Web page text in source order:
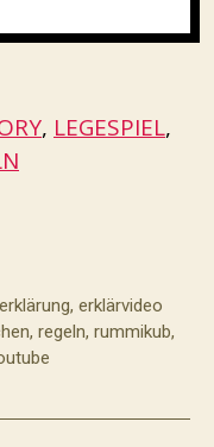
, LEGESPIEL
erklärung, erklärvideo
, regeln, rummikub,